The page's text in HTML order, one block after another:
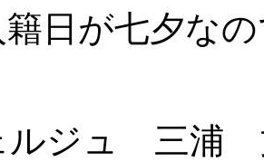
籍日が七夕な
ルジュ 三浦